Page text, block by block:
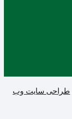
طراحی سایت وب